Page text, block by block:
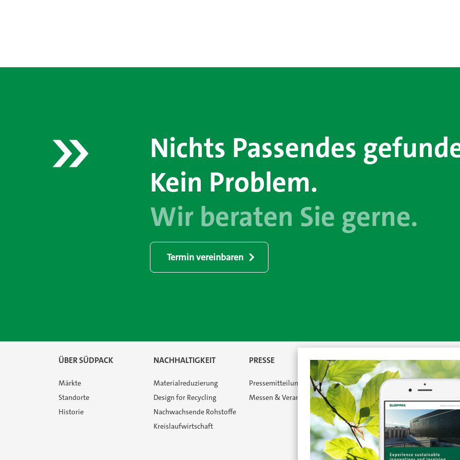
Nichts Passendes
Kein Problem.
Wir beraten Sie gerne.
Termin vereinbaren
ÜBER SÜDPACK
Märkte
Standorte
Historie
NACHHALTIGKEIT
Materialreduzierung
Design for Recycling
Nachwachsende Rohstoffe
Kreislaufwirtschaft
PRESSE
Pressemitteilungen
Messen & Veranstaltungen